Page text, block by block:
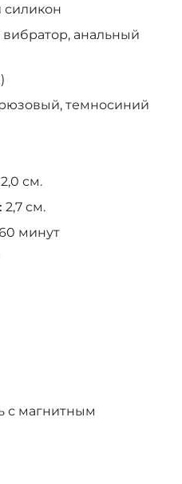
анальный
темносиний
2,0 см.
2,7 см.
минут
с магнитным